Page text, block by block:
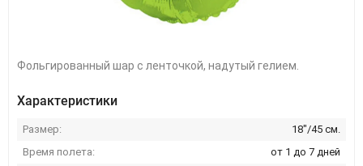
Фольгированный шар с ленточкой, надутый гелием.
Характеристики
Размер:
18"/45 см.
Время полета:
от 1 до 7 дней